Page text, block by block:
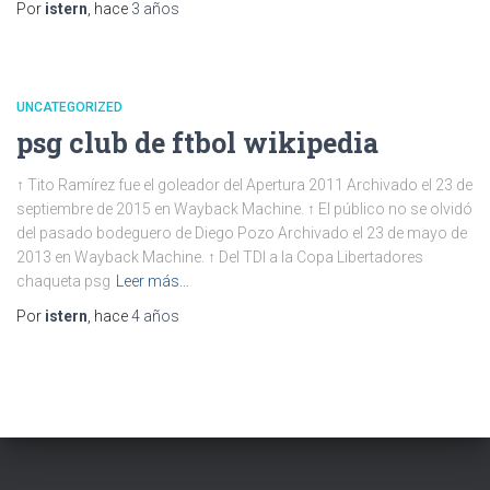
Por istern , hace 3 años
UNCATEGORIZED
psg club de ftbol wikipedia
↑ Tito Ramírez fue el goleador del Apertura 2011 Archivado el 23 de
septiembre de 2015 en Wayback Machine. ↑ El público no se olvidó
del pasado bodeguero de Diego Pozo Archivado el 23 de mayo de
2013 en Wayback Machine. ↑ Del TDI a la Copa Libertadores
chaqueta psg
Leer más…
Por istern , hace4 años